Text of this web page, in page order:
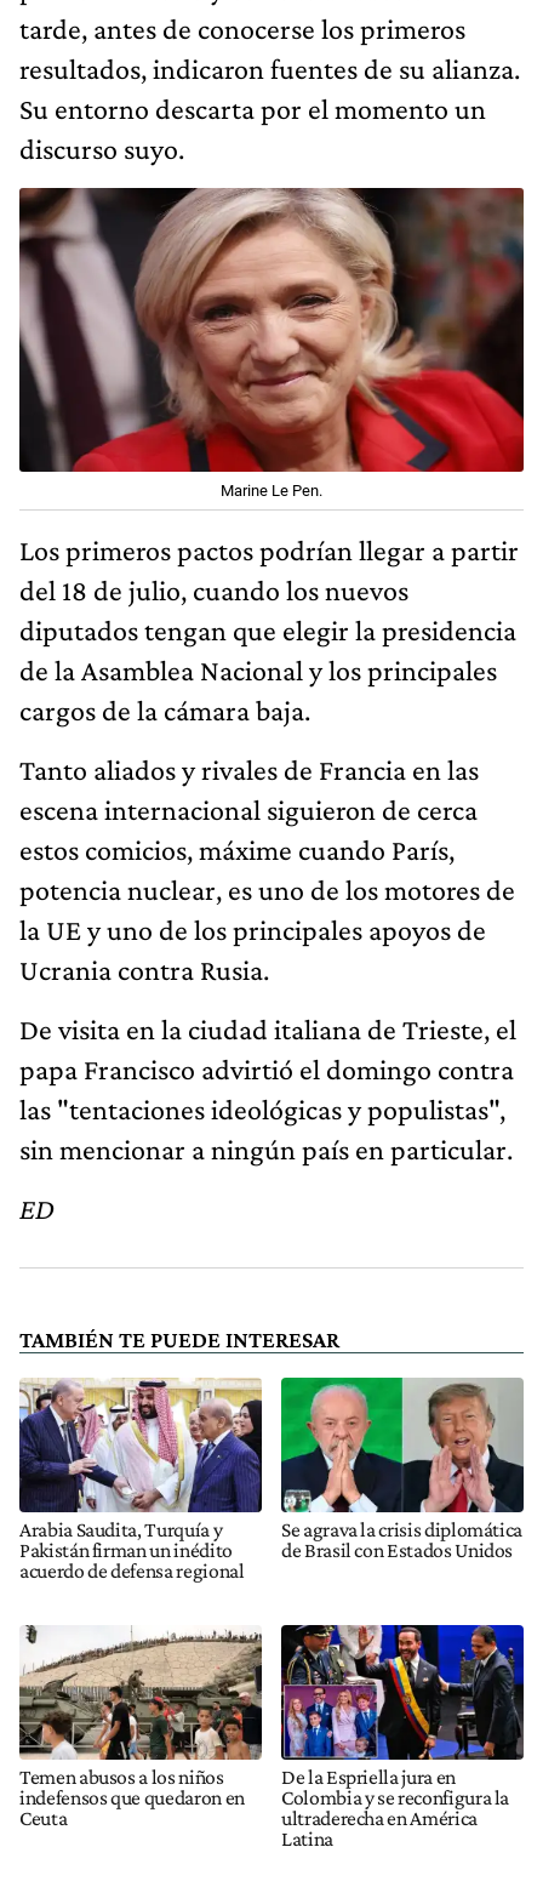
tarde, antes de conocerse los primeros
resultados, indicaron fuentes de su alianza.
Su entorno descarta por el momento un
discurso suyo.
Marine Le Pen.
Los primeros pactos podrían llegar a partir
del 18 de julio, cuando los nuevos
diputados tengan que elegir la presidencia
de la Asamblea Nacional y los principales
cargos de la cámara baja.
Tanto aliados y rivales de Francia en las
escena internacional siguieron de cerca
estos comicios, máxime cuando París,
potencia nuclear, es uno de los motores de
la UE y uno de los principales apoyos de
Ucrania contra Rusia.
De visita en la ciudad italiana de Trieste, el
papa Francisco advirtió el domingo contra
las "tentaciones ideológicas y populistas",
sin mencionar a ningún país en particular.
ED
TAMBIÉN TE PUEDE INTERESAR
Arabia Saudita, Turquía y
Pakistán firman un inédito
acuerdo de defensa regional
Se agrava la crisis diplomática
de Brasil con Estados Unidos
Temen abusos a los niños
indefensos que quedaron en
Ceuta
De la Espriella jura en
Colombia y se reconfigura la
ultraderecha en América
Latina